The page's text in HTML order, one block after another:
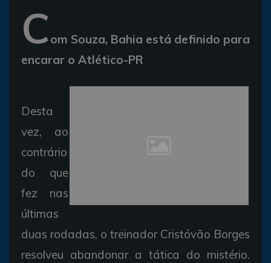
Com Souza, Bahia está definido para
encarar o Atlético-PR
Desta
vez, ao
contrário
do que
fez nas
últimas
duas rodadas, o treinador Cristóvão Borges
resolveu abandonar a tática do mistério.